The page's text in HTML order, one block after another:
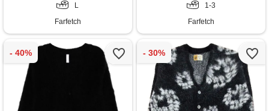
L
Farfetch
1-3
Farfetch